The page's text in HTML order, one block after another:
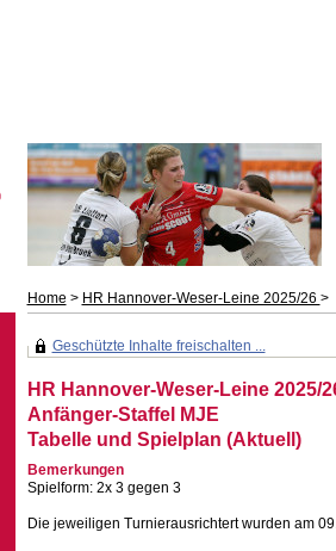
Home > HR Hannover-Weser-Leine 2025/26 >
Geschützte Inhalte freischalten ...
HR Hannover-Weser-Leine 2025/
Anfänger-Staffel MJE
Tabelle und Spielplan (Aktuell)
Bemerkungen
Spielform: 2x 3 gegen 3
Die jeweiligen Turnierausrichtert wurden am